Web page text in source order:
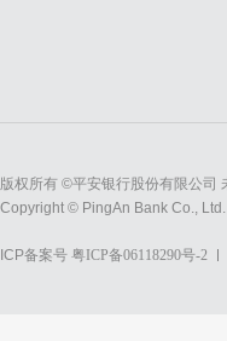
版权所有 ©平安银行股份有限公司
Copyright © PingAn Bank Co.,
ICP备案号 粤ICP备06118290号-2